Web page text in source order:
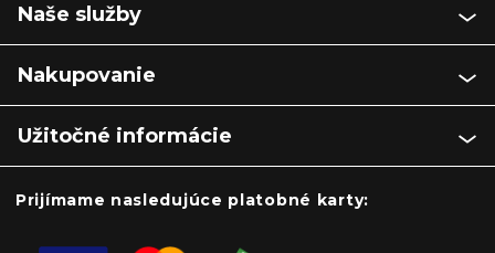
Naše služby
Nakupovanie
Užitočné informácie
Prijímame nasledujúce platobné karty: